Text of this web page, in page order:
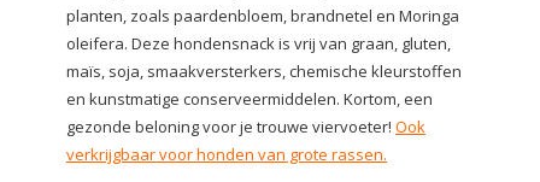
planten, zoals paardenbloem, brandnetel en Moringa
oleifera. Deze hondensnack is vrij van graan, gluten,
maïs, soja, smaakversterkers, chemische kleurstoffen
en kunstmatige conserveermiddelen. Kortom, een
gezonde beloning voor je trouwe viervoeter! Ook
verkrijgbaar voor honden van grote rassen.